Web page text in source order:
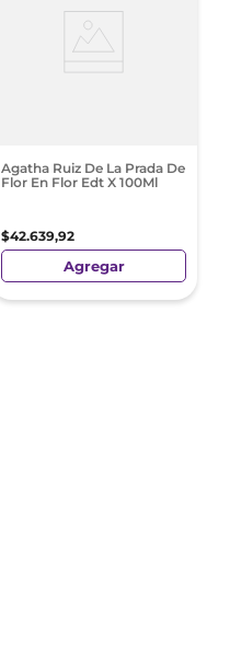
Agatha Ruiz De La Prada De
Flor En Flor Edt X 100Ml
$42.639,92
Agregar